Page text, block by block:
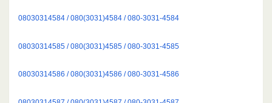
08030314584 / 080(3031)4584 / 080-3031-4584
08030314585 / 080(3031)4585 / 080-3031-4585
08030314586 / 080(3031)4586 / 080-3031-4586